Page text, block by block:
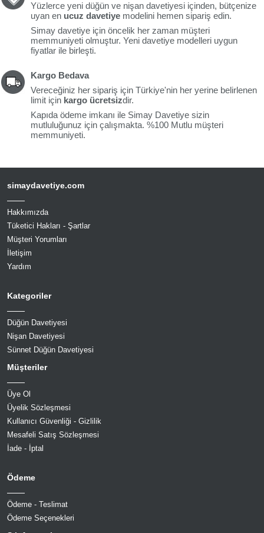
Yüzlerce yeni düğün ve nişan davetiyesi içinden, bütçenize
uyan en ucuz davetiye modelini hemen sipariş edin.
Simay davetiye için öncelik her zaman müşteri
memmuniyeti olmuştur. Yeni davetiye modelleri uygun
fiyatlar ile birleşti.
Kargo Bedava
Vereceğiniz her sipariş için Türkiye'nin her yerine belirlenen
limit için kargo ücretsizdir.
Kapıda ödeme imkanı ile Simay Davetiye sizin
mutluluğunuz için çalışmakta. %100 Mutlu müşteri
memmuniyeti.
simaydavetiye.com
Hakkımızda
Tüketici Hakları - Şartlar
Müşteri Yorumları
İletişim
Yardım
Kategoriler
Düğün Davetiyesi
Nişan Davetiyesi
Sünnet Düğün Davetiyesi
Müşteriler
Üye Ol
Üyelik Sözleşmesi
Kullanıcı Güvenliği - Gizlilik
Mesafeli Satış Sözleşmesi
İade - İptal
Ödeme
Ödeme - Teslimat
Ödeme Seçenekleri